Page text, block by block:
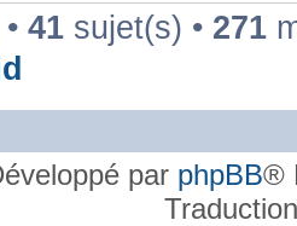
41 sujet(s) • 271
par phpBB®